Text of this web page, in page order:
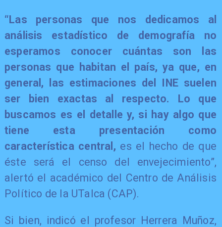
“Las personas que nos dedicamos al
análisis estadístico de demografía no
esperamos conocer cuántas son las
personas que habitan el país, ya que, en
general, las estimaciones del INE suelen
ser bien exactas al respecto. Lo que
buscamos es el detalle y, si hay algo que
tiene esta presentación como
característica central, es el hecho de que
éste será el censo del envejecimiento”,
alertó el académico del Centro de Análisis
Político de la UTalca (CAP).
Si bien, indicó el profesor Herrera Muñoz,